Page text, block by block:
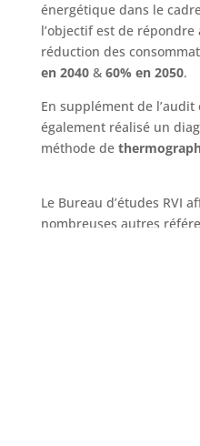
énergétique dans le
l’objectif est de
réduction des
en 2040 & 60% en 2050.
En supplément de
également réalisé un
méthode de
Le Bureau d’études RVI
nombreuses autres